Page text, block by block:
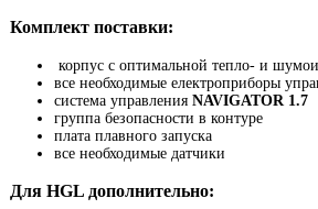
Комплект поставки:
корпус с оптимальной тепло- и
все необходимые електроприборы
система управления NAVIGATOR 1.7
группа безопасности в контуре
плата плавного запуска
все необходимые датчики
Для HGL дополнительно: